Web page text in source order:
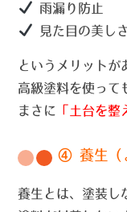
雨漏り防止
見た目の美し
というメリットが
高級塗料を使って
まさに
「土台を整
④ 養生（
養生とは、塗装し